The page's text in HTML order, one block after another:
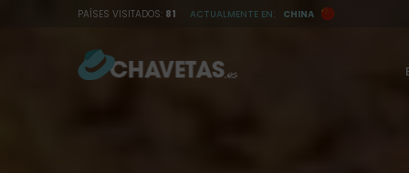
PAÍSES VISITADOS: 81 ACTUALMENTE EN: CHINA